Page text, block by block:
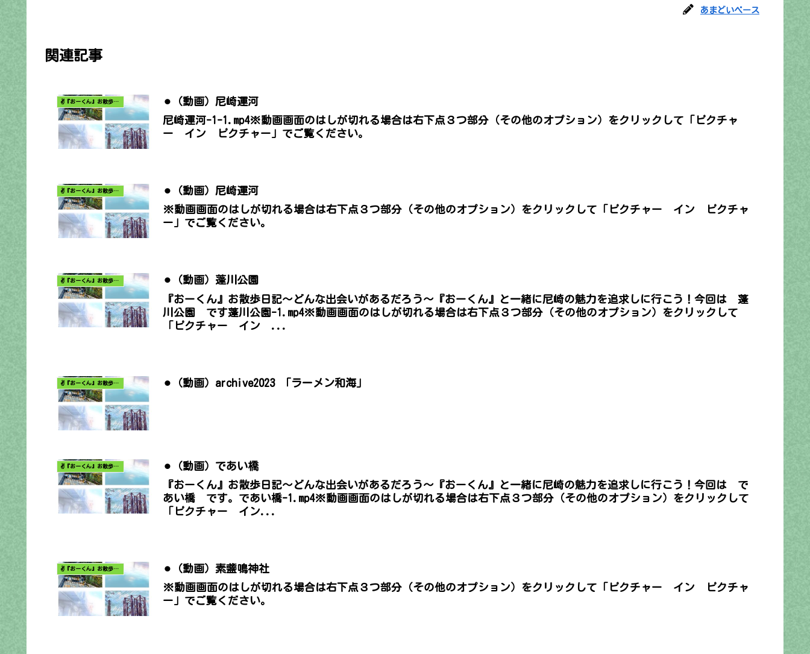
あまどいベース
関連記事
✌️『おーくん』お散歩日記〜どんな出会いがあるだろう〜 ⚫︎（動画）尼崎運河
尼崎運河-1-1.mp4※動画画面のはしが切れる場合は右下点３つ部分（その他のオプション）をクリックして「ピクチャ
ー イン ピクチャー」でご覧ください。
✌️『おーくん』お散歩日記〜どんな出会いがあるだろう〜 ⚫︎（動画）尼崎運河
※動画画面のはしが切れる場合は右下点３つ部分（その他のオプション）をクリックして「ピクチャー イン ピクチャ
ー」でご覧ください。
✌️『おーくん』お散歩日記〜どんな出会いがあるだろう〜 ⚫︎（動画）蓬川公園
『おーくん』お散歩日記〜どんな出会いがあるだろう〜『おーくん』と一緒に尼崎の魅力を追求しに行こう！今回は 蓬
川公園 です蓬川公園-1.mp4※動画画面のはしが切れる場合は右下点３つ部分（その他のオプション）をクリックして
「ピクチャー イン ...
✌️『おーくん』お散歩日記〜どんな出会いがあるだろう〜 ⚫︎（動画）archive2023 「ラーメン和海」
✌️『おーくん』お散歩日記〜どんな出会いがあるだろう〜 ⚫︎（動画）であい橋
『おーくん』お散歩日記〜どんな出会いがあるだろう〜『おーくん』と一緒に尼崎の魅力を追求しに行こう！今回は で
あい橋 です。であい橋-1.mp4※動画画面のはしが切れる場合は右下点３つ部分（その他のオプション）をクリックして
「ピクチャー イン...
✌️『おーくん』お散歩日記〜どんな出会いがあるだろう〜 ⚫︎（動画）素盞鳴神社
※動画画面のはしが切れる場合は右下点３つ部分（その他のオプション）をクリックして「ピクチャー イン ピクチャ
ー」でご覧ください。